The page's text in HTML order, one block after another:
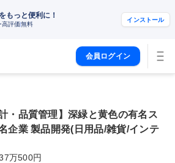
もっと便利に！
高評価無料
インストール
会員ログイン
・品質管理】深緑と黄色の有名ス
企業 製品開発(日用品/雑貨/インテ
万500円